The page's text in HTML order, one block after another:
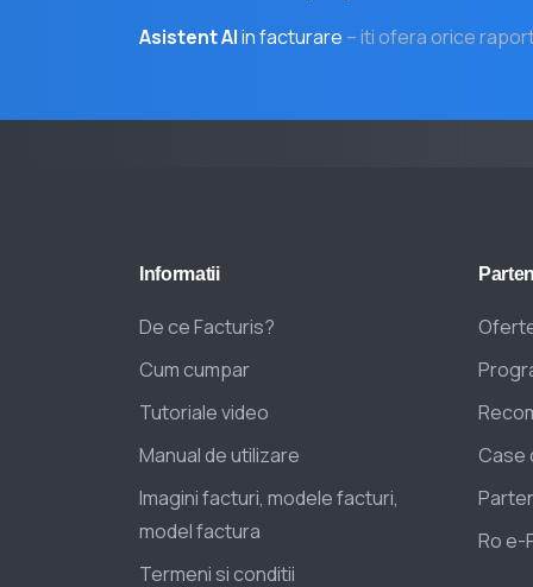
Asistent AIin facturare – iti ofera orice
Informatii
De ce Facturis?
Cum cumpar
Tutoriale video
Manual de utilizare
Imagini facturi, modele facturi,
model factura
Termeni si conditii
Case
Ro e-